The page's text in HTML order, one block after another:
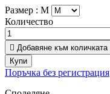
Размер : М
Количество
 Добавяне към количката
Купи
Поръчка без регистрация